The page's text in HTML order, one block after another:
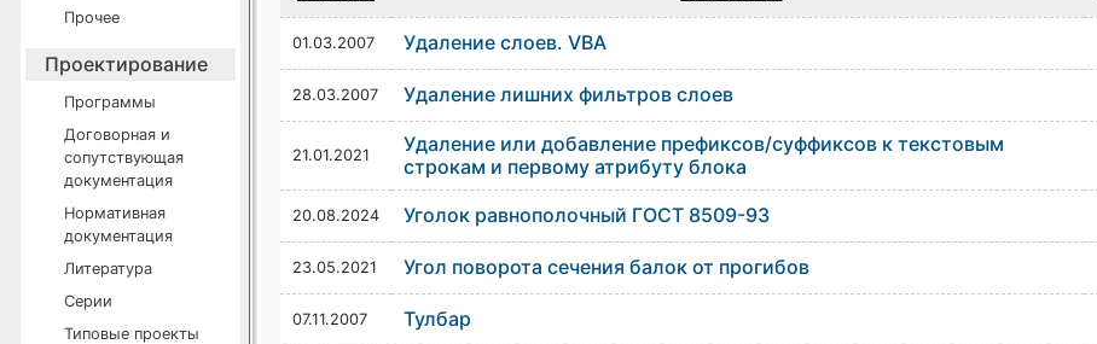
Прочее
Проектирование
Программы
Договорная и
сопутствующая
документация
Нормативная
документация
Литература
Серии
Типовые проекты
01.03.2007 Удаление слоев. VBA
28.03.2007 Удаление лишних фильтров слоев
21.01.2021
Удаление или добавление префиксов/суффиксов к текстовым
строкам и первому атрибуту блока
20.08.2024 Уголок равнополочный ГОСТ 8509-93
23.05.2021 Угол поворота сечения балок от прогибов
07.11.2007 Тулбар